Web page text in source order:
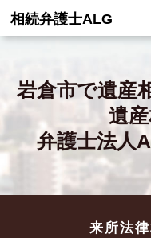
相続弁護士ALG
岩倉市で遺産
遺
弁護士法人
来所法